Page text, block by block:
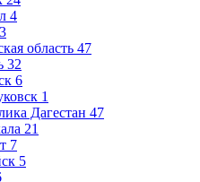
4
3
область 47
32
6
1
Дагестан 47
21
7
5